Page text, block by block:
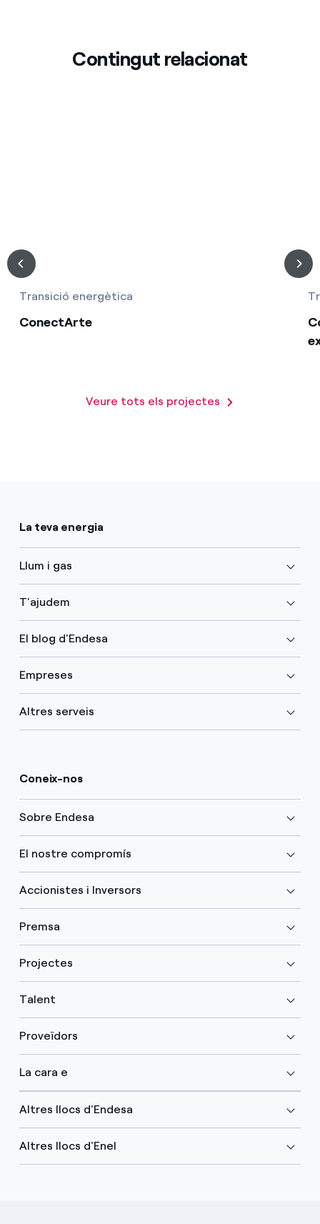
Contingut relacionat
Transició energètica
ConectArte
Veure tots els projectes
La teva energia
Llum i gas
T'ajudem
El blog d'Endesa
Empreses
Altres serveis
Coneix-nos
Sobre Endesa
El nostre compromís
Accionistes i Inversors
Premsa
Projectes
Talent
Proveïdors
La cara e
Altres llocs d'Endesa
Altres llocs d'Enel